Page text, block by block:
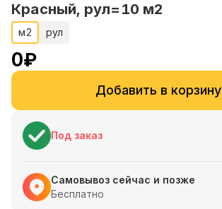
Красный, рул=10 м2
м2 рул
0₽
Добавить в корзину
Под заказ
Самовывоз сейчас и позже
Бесплатно